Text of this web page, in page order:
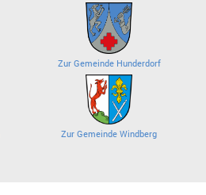
Zur Gemeinde Hunderdorf
Zur Gemeinde Windberg